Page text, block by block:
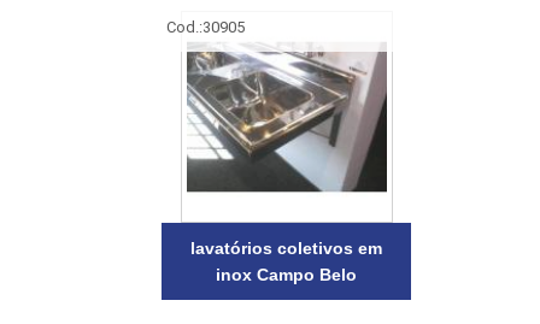
Cod.:30905
lavatórios coletivos em
inox Campo Belo